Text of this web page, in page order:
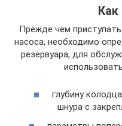
Прежде чем
насоса, необходимо
резервуара, для
глубину
шнура с